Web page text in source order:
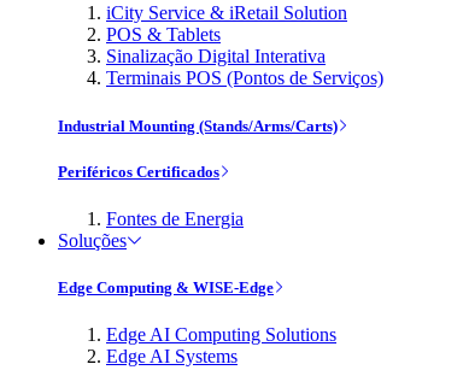
iCity Service & iRetail Solution
POS & Tablets
Sinalização Digital Interativa
Terminais POS (Pontos de Serviços)
Industrial Mounting (Stands/Arms/Carts)
Periféricos Certificados
Fontes de Energia
Soluções
Edge Computing & WISE-Edge
Edge AI Computing Solutions
Edge AI Systems